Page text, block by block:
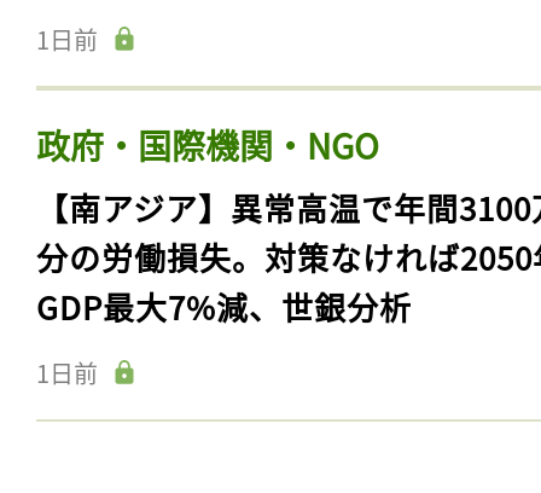
1日前
政府・国際機関・NGO
【南アジア】異常高温で年間
分の労働損失。対策なければ
GDP最大7%減、世銀分析
1日前